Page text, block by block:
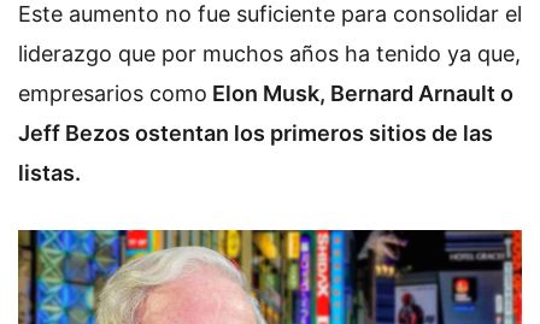
Este aumento no fue suficiente para consolidar el
liderazgo que por muchos años ha tenido ya que,
empresarios como Elon Musk, Bernard Arnault o
Jeff Bezos ostentan los primeros sitios de las
listas.